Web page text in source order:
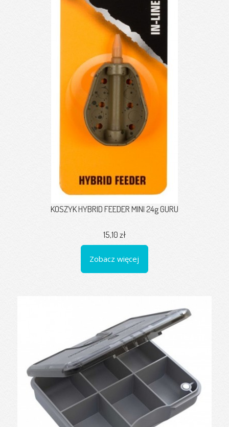
KOSZYK HYBRID FEEDER MINI 24g GURU
15,10 zł
Zobacz więcej